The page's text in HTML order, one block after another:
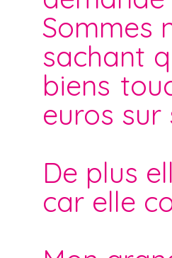
Sommes
sachant
biens
euros
De plus
car elle